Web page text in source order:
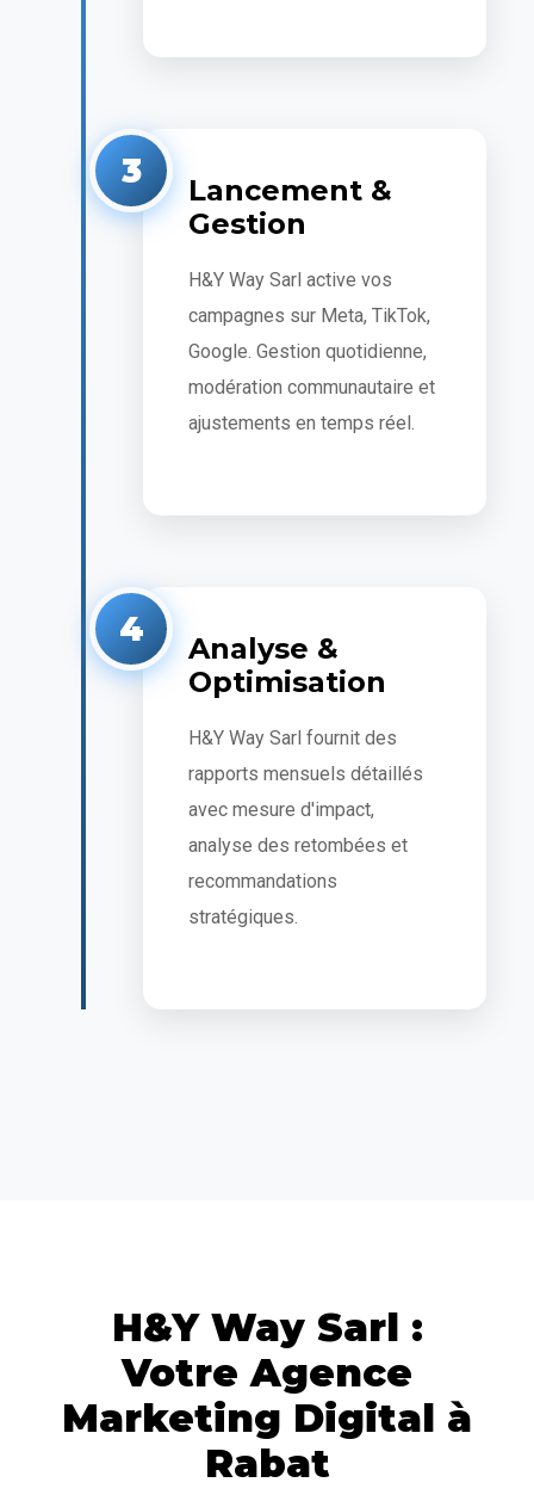
3
Lancement &
Gestion
H&Y Way Sarl active vos
campagnes sur Meta, TikTok,
Google. Gestion quotidienne,
modération communautaire et
ajustements en temps réel.
4
Analyse &
Optimisation
H&Y Way Sarl fournit des
rapports mensuels détaillés
avec mesure d'impact,
analyse des retombées et
recommandations
stratégiques.
H&Y Way Sarl :
Votre Agence
Marketing Digital à
Rabat